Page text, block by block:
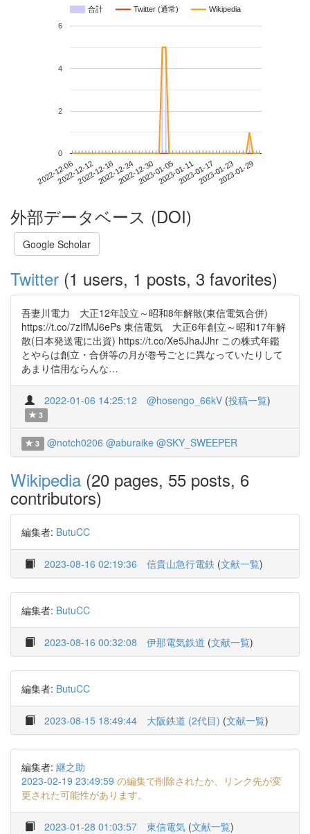
合計 Twitter (通常) Wikipedia
2022-12-062022-12-122022-12-182022-12-242022-12-302023-01-052023-01-112023-01-172023-01-232023-01-29
0
2
4
6
外部データベース (DOI)
Google Scholar
Twitter (1 users, 1 posts, 3 favorites)
吾妻川電力 大正12年設立～昭和8年解散(東信電気合併)
https://t.co/7zIfMJ6ePs 東信電気 大正6年創立～昭和17年解
散(日本発送電に出資) https://t.co/Xe5JhaJJhr この株式年鑑
とやらは創立・合併等の月が巻号ごとに異なっていたりして
あまり信用ならんな…
2022-01-06 14:25:12 @hosengo_66kV (投稿一覧)
3
3 @notch0206 @aburaike @SKY_SWEEPER
Wikipedia (20 pages, 55 posts, 6
contributors)
編集者: ButuCC
2023-08-16 02:19:36 信貴山急行電鉄 (文献一覧)
編集者: ButuCC
2023-08-16 00:32:08 伊那電気鉄道 (文献一覧)
編集者: ButuCC
2023-08-15 18:49:44 大阪鉄道 (2代目) (文献一覧)
編集者: 継之助
2023-02-19 23:49:59 の編集で削除されたか、リンク先が変
更された可能性があります。
2023-01-28 01:03:57 東信電気 (文献一覧)